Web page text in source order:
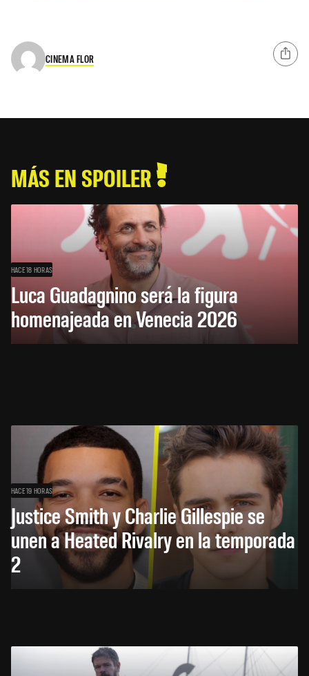
CINEMA FLOR
MÁS EN SPOILER
HACE 18 HORAS
Luca Guadagnino será la figura
homenajeada en Venecia 2026
HACE 19 HORAS
Justice Smith y Charlie Gillespie se
unen a Heated Rivalry en la temporada
2